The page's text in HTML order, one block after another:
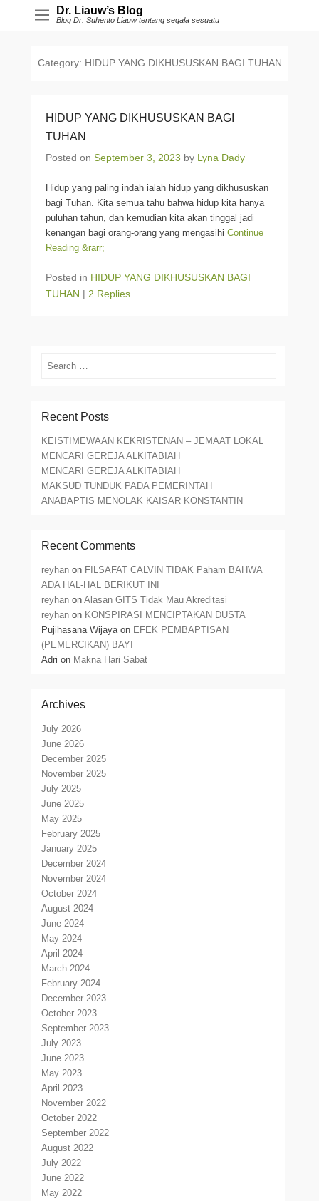
Dr. Liauw’s Blog
Blog Dr. Suhento Liauw tentang segala sesuatu
Category: HIDUP YANG DIKHUSUSKAN BAGI TUHAN
HIDUP YANG DIKHUSUSKAN BAGI
TUHAN
Posted on September 3, 2023 by Lyna Dady
Hidup yang paling indah ialah hidup yang dikhususkan
bagi Tuhan. Kita semua tahu bahwa hidup kita hanya
puluhan tahun, dan kemudian kita akan tinggal jadi
kenangan bagi orang-orang yang mengasihi Continue
Reading &rarr;
Posted in HIDUP YANG DIKHUSUSKAN BAGI
TUHAN | 2 Replies
Search
Recent Posts
KEISTIMEWAAN KEKRISTENAN – JEMAAT LOKAL
MENCARI GEREJA ALKITABIAH
MENCARI GEREJA ALKITABIAH
MAKSUD TUNDUK PADA PEMERINTAH
ANABAPTIS MENOLAK KAISAR KONSTANTIN
Recent Comments
reyhan on FILSAFAT CALVIN TIDAK Paham BAHWA
ADA HAL-HAL BERIKUT INI
reyhan onAlasan GITS Tidak Mau Akreditasi
reyhan on KONSPIRASI MENCIPTAKAN DUSTA
Pujihasana Wijayaon EFEK PEMBAPTISAN
(PEMERCIKAN) BAYI
Adri on Makna Hari Sabat
Archives
July 2026
June 2026
December 2025
November 2025
July 2025
June 2025
May 2025
February 2025
January 2025
December 2024
November 2024
October 2024
August 2024
June 2024
May 2024
April 2024
March 2024
February 2024
December 2023
October 2023
September 2023
July 2023
June 2023
May 2023
April 2023
November 2022
October 2022
September 2022
August 2022
July 2022
June 2022
May 2022